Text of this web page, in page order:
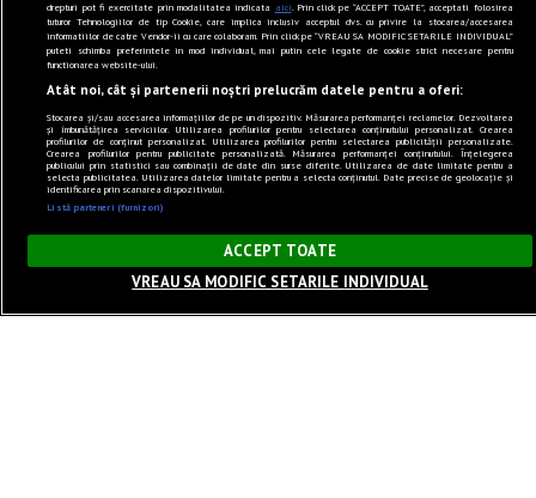
×
drepturi pot fi exercitate prin modalitatea indicata aici. Prin click pe “ACCEPT TOATE”, acceptati folosirea
tuturor Tehnologiilor de tip Cookie, care implica inclusiv acceptul dvs. cu privire la stocarea/accesarea
informatiilor de catre Vendor-ii cu care colaboram. Prin click pe “VREAU SA MODIFIC SETARILE INDIVIDUAL”
puteti schimba preferintele in mod individual, mai putin cele legate de cookie strict necesare pentru
functionarea website-ului.
Atât noi, cât și partenerii noștri prelucrăm datele pentru a oferi:
Stocarea și/sau accesarea informațiilor de pe un dispozitiv. Măsurarea performanței reclamelor. Dezvoltarea
și îmbunătățirea serviciilor. Utilizarea profilurilor pentru selectarea conținutului personalizat. Crearea
profilurilor de conținut personalizat. Utilizarea profilurilor pentru selectarea publicității personalizate.
Crearea profilurilor pentru publicitate personalizată. Măsurarea performanței conținutului. Înțelegerea
publicului prin statistici sau combinații de date din surse diferite. Utilizarea de date limitate pentru a
selecta publicitatea. Utilizarea datelor limitate pentru a selecta conținutul. Date precise de geolocație și
identificarea prin scanarea dispozitivului.
Listă parteneri (furnizori)
ACCEPT TOATE
VREAU SA MODIFIC SETARILE INDIVIDUAL